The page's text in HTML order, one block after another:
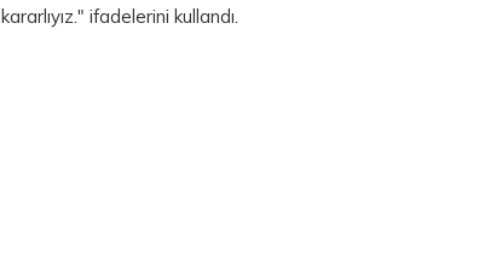
kararlıyız." ifadelerini kullandı.